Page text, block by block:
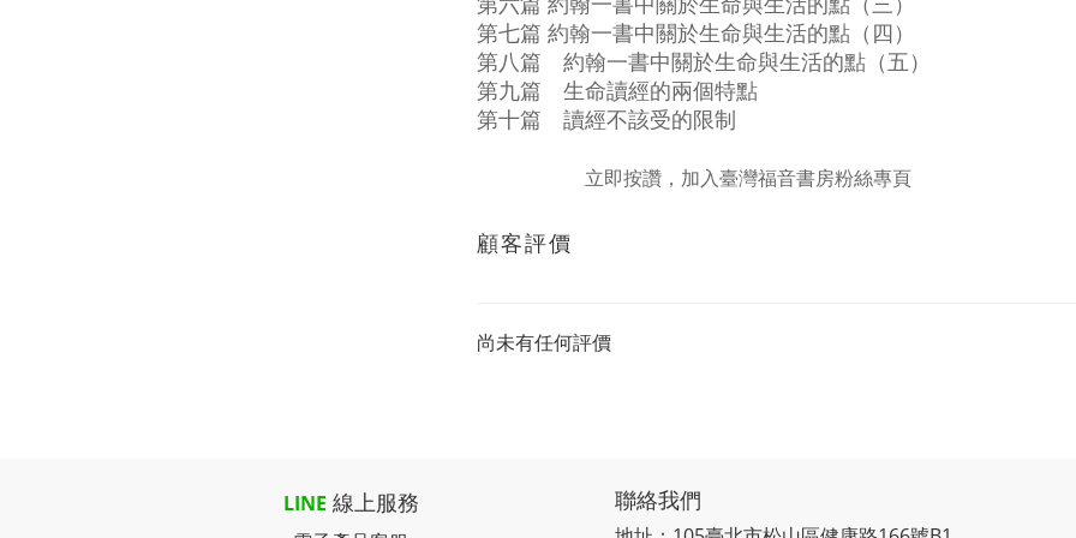
第六篇 約翰一書中關於生命與生活的點（三）
第七篇 約翰一書中關於生命與生活的點（四）
第八篇 約翰一書中關於生命與生活的點（五）
第九篇 生命讀經的兩個特點
第十篇 讀經不該受的限制
立即按讚，加入臺灣福音書房粉絲專頁
顧客評價
尚未有任何評價
LINE 線上服務 聯絡我們